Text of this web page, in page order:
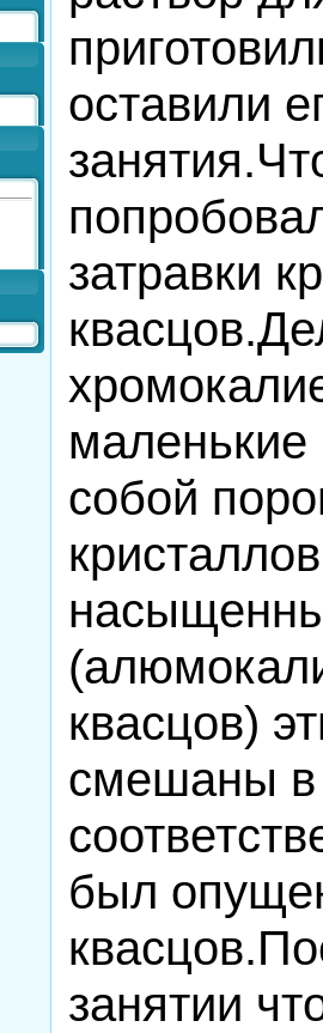
оставили
затравки
маленькие
собой
квасцов)
смешаны в
был
занятии